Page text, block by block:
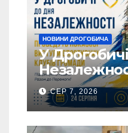
НОВИНИ ДРОГОБИЧА
У
клубів
СЕР 7, 2026